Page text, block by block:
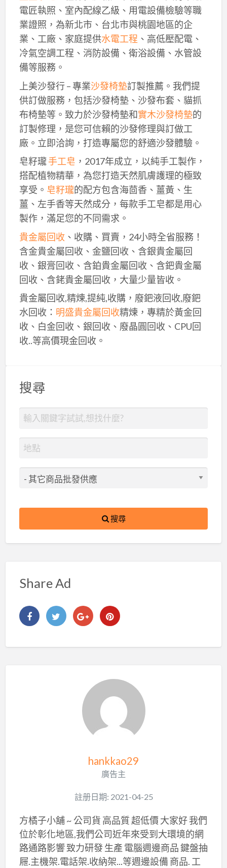
電匠執照、室內配線乙級、用電設備檢驗等職
業證照，為新北市、台北市與桃園地區的企
業、工廠、家庭提供水電工程 、高低壓配電、
冷氣空調工程、消防設備、衛浴設備、水管設
備等服務。
上美沙發行 – 專業沙發椅墊訂製推薦。我們提
供訂做服務，包括沙發椅墊、沙發布套、貓抓
布椅墊等。致力於沙發椅墊和實木沙發椅墊的
訂製修理，是您可信賴的沙發修理與訂做工
廠。立即洽詢，打造專屬您的舒適沙發體驗。
皂籽瓏手工皂 ，2017年成立，以純手工製作，
搭配植物精華，為您打造天然肌膚護理的極致
享受。 皂籽瓏的配方包含海茴香、薑黃、生
薑、左手香等天然成分，每款手工皂都是用心
製作，滿足您的不同需求。
貴金屬回收、收購、買賣，24小時全省服務！
含金貴金屬回收、金鹽回收、含銀貴金屬回
收、銀膏回收、含鉑貴金屬回收、含鈀貴金屬
回收、含銠貴金屬回收，大量少量皆收。
貴金屬回收,精煉,提純,收購，廢鈀液回收,廢鈀
水回收： 明盛貴金屬回收精煉，專精於黃金回
收、白金回收、銀回收、廢晶圓回收、CPU回
收..等高價現金回收。
搜尋
搜尋
Share Ad
hankkao29
廣告主
註册日期: 2021-04-25
方橘子小舖 ~ 公司貨 高品質 超低價 大家好 我們
位於彰化地區,我們公司近年來受到大環境的網
路通路影響 致力研發 生產 電腦週邊商品 鍵盤抽
屜.主機架.電話架.收納架...等週邊設備 商品. 工